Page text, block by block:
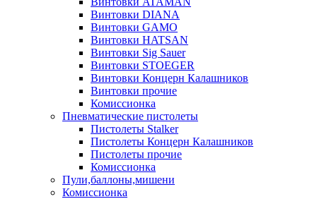
Винтовки DIANA
Винтовки GAMO
Винтовки HATSAN
Винтовки Sig Sauer
Винтовки STOEGER
Винтовки Концерн Калашников
Винтовки прочие
Комиссионка
Пневматические пистолеты
Пистолеты Stalker
Пистолеты Концерн Калашников
Пистолеты прочие
Комиссионка
Пули,баллоны,мишени
Комиссионка